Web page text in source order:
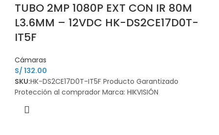
TUBO 2MP 1080P EXT CON IR 80M
L3.6MM – 12VDC HK-DS2CE17D0T-
IT5F
Cámaras
S/ 132.00
SKU:HK-DS2CE17D0T-IT5F Producto Garantizado
Protección al comprador Marca: HIKVISIÓN